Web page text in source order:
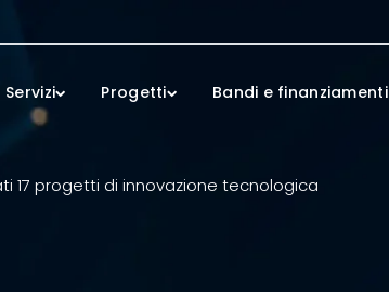
Servizi Progetti Bandi e finanziamenti
17 progetti di innovazione tecnologica